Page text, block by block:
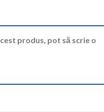
produs, pot să scrie o